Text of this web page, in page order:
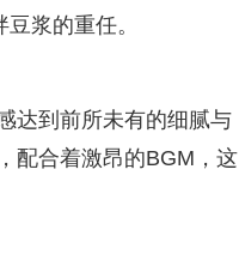
浆的重任。
达到前所未有的细腻与
配合着激昂的BGM，这